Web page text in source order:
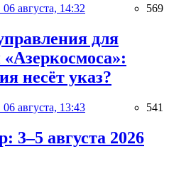
06 августа, 14:32 569
для
несёт указ?
06 августа, 13:43 541
3–5 августа 2026